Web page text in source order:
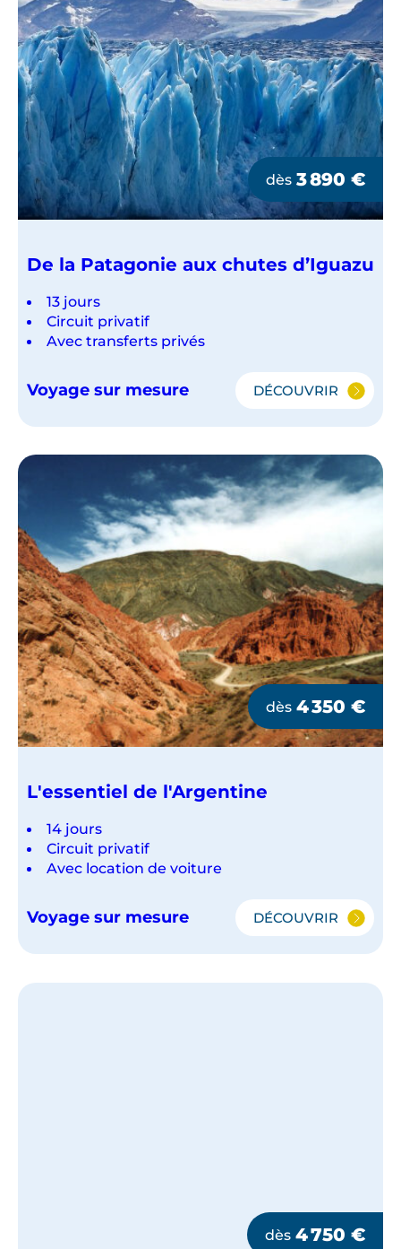
dès 3 890 €
De la Patagonie aux chutes d’Iguazu
13 jours
Circuit privatif
Avec transferts privés
Voyage sur mesure DÉCOUVRIR
DE
AUX
CHUTES
D’IGUAZU
dès 4 350 €
L'essentiel de l'Argentine
14 jours
Circuit privatif
Avec location de voiture
Voyage sur mesure DÉCOUVRIR
L'ESSENTIEL
dès 4 750 €